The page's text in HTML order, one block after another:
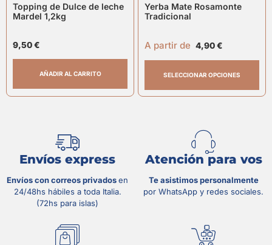
Topping de Dulce de leche
Mardel 1,2kg
9,50€
AÑADIR AL CARRITO
Yerba Mate Rosamonte
Tradicional
A partir de 4,90€
SELECCIONAR OPCIONES
Envíos express
Envíos con correos privadosen
24/48hs hábiles a toda Italia.
(72hs para islas)
Atención para vos
Te asistimos personalmente
por WhatsApp y redes sociales.